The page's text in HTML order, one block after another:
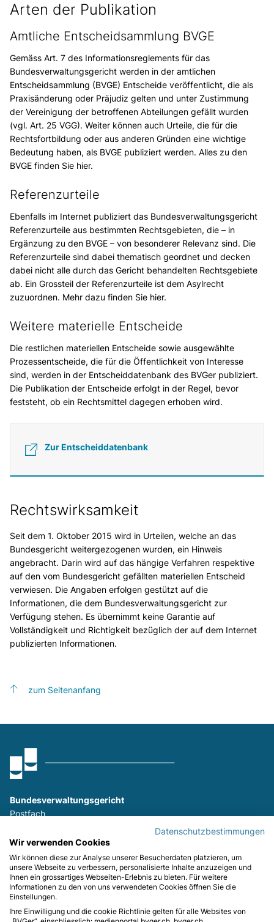
Arten der Publikation
Amtliche Entscheidsammlung BVGE
Gemäss Art. 7 des Informationsreglements für das
Bundesverwaltungsgericht werden in der amtlichen
Entscheidsammlung (BVGE) Entscheide veröffentlicht, die als
Praxisänderung oder Präjudiz gelten und unter Zustimmung
der Vereinigung der betroffenen Abteilungen gefällt wurden
(vgl. Art. 25 VGG). Weiter können auch Urteile, die für die
Rechtsfortbildung oder aus anderen Gründen eine wichtige
Bedeutung haben, als BVGE publiziert werden. Alles zu den
BVGE finden Sie hier.
Referenzurteile
Ebenfalls im Internet publiziert das Bundesverwaltungsgericht
Referenzurteile aus bestimmten Rechtsgebieten, die – in
Ergänzung zu den BVGE – von besonderer Relevanz sind. Die
Referenzurteile sind dabei thematisch geordnet und decken
dabei nicht alle durch das Gericht behandelten Rechtsgebiete
ab. Ein Grossteil der Referenzurteile ist dem Asylrecht
zuzuordnen. Mehr dazu finden Sie hier.
Weitere materielle Entscheide
Die restlichen materiellen Entscheide sowie ausgewählte
Prozessentscheide, die für die Öffentlichkeit von Interesse
sind, werden in der Entscheiddatenbank des BVGer publiziert.
Die Publikation der Entscheide erfolgt in der Regel, bevor
feststeht, ob ein Rechtsmittel dagegen erhoben wird.
Zur Entscheiddatenbank
Rechtswirksamkeit
Seit dem 1. Oktober 2015 wird in Urteilen, welche an das
Bundesgericht weitergezogenen wurden, ein Hinweis
angebracht. Darin wird auf das hängige Verfahren respektive
auf den vom Bundesgericht gefällten materiellen Entscheid
verwiesen. Die Angaben erfolgen gestützt auf die
Informationen, die dem Bundesverwaltungsgericht zur
Verfügung stehen. Es übernimmt keine Garantie auf
Vollständigkeit und Richtigkeit bezüglich der auf dem Internet
publizierten Informationen.
zum Seitenanfang
Bundesverwaltungsgericht
Postfach
T+41 (0)58 465 26 26
F+41 (0)58 465 29 80
Folgen Sie uns:
Datenschutzbestimmungen
Wir verwenden Cookies
Wir können diese zur Analyse unserer Besucherdaten platzieren, um
unsere Webseite zu verbessern, personalisierte Inhalte anzuzeigen und
Ihnen ein grossartiges Webseiten-Erlebnis zu bieten. Für weitere
Informationen zu den von uns verwendeten Cookies öffnen Sie die
Einstellungen.
Ihre Einwilligung und die cookie Richtlinie gelten für alle Websites von